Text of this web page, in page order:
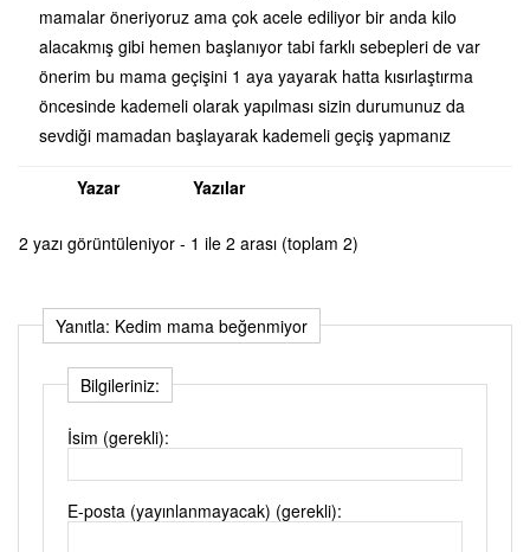
mamalar öneriyoruz ama çok acele ediliyor bir anda kilo
alacakmış gibi hemen başlanıyor tabi farklı sebepleri de var
önerim bu mama geçişini 1 aya yayarak hatta kısırlaştırma
öncesinde kademeli olarak yapılması sizin durumunuz da
sevdiği mamadan başlayarak kademeli geçiş yapmanız
Yazar Yazılar
2 yazı görüntüleniyor - 1 ile 2 arası (toplam 2)
Yanıtla: Kedim mama beğenmiyor
Bilgileriniz:
İsim (gerekli):
E-posta (yayınlanmayacak) (gerekli):